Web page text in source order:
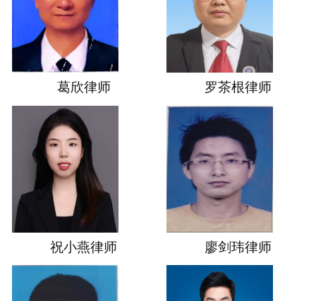
葛欣律师 罗茶根律师
祝小燕律师 廖剑玮律师